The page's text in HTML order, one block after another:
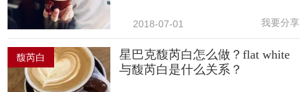
2018-07-01 我要分享
馥芮白
星巴克馥芮白怎么做？flat white
与馥芮白是什么关系？